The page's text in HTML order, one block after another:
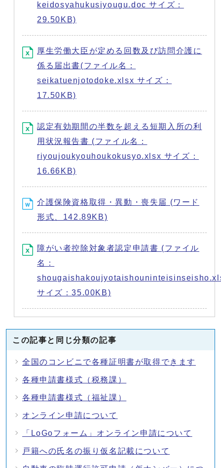
keidosyahukusiyougu.doc サイズ：
29.50KB)
厚生労働大臣が定める回数及び訪問介護に
係る届出書(ファイル名：
seikatuenjotodoke.xlsx サイズ：
17.50KB)
認定有効期間の半数を超える短期入所の利
用状況報告書 (ファイル名：
riyoujoukyouhoukokusyo.xlsx サイズ：
16.66KB)
介護保険資格取得・異動・喪失届 (ワード
形式、142.89KB)
障がい者控除対象者認定申請書 (ファイル
名：
サイズ：35.00KB)
この記事と同じ分類の記事
全国のコンビニで各種証明書が取得できます
各種申請書様式（税務課）
各種申請書様式（福祉課）
オンライン申請について
「LoGoフォーム」オンライン申請について
戸籍への氏名の振り仮名記載について